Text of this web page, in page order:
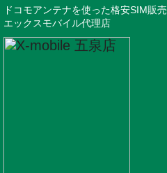
ドコモアンテナを使った格安SIM販売
エックスモバイル代理店